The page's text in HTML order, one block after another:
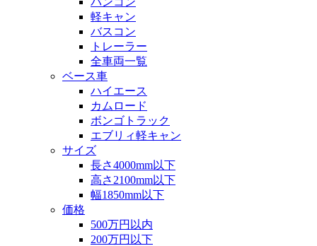
軽キャン
バスコン
トレーラー
全車両一覧
ベース車
ハイエース
カムロード
ボンゴトラック
エブリィ軽キャン
サイズ
長さ4000mm以下
高さ2100mm以下
幅1850mm以下
価格
500万円以内
200万円以下